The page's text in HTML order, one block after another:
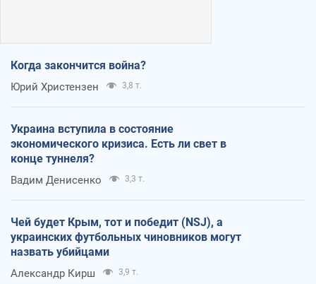
Когда закончится война?
Юрий Христензен 3,8 т.
Украина вступила в состояние
экономического кризиса. Есть ли свет в
конце туннеля?
Вадим Денисенко 3,3 т.
Чей будет Крым, тот и победит (NSJ), а
украинских футбольных чиновников могут
назвать убийцами
Александр Кирш 3,9 т.